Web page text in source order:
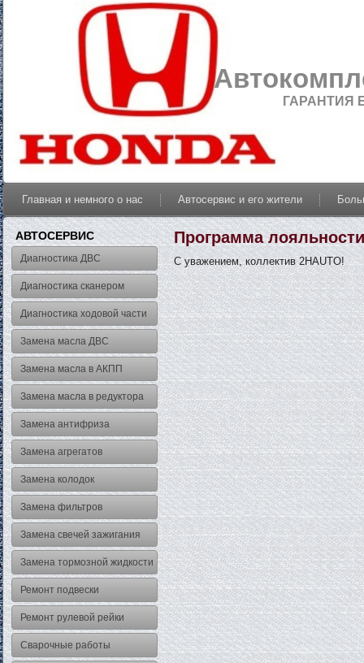
ГАРАНТИЯ
Главная и немного о нас Автосервис и его жители
АВТОСЕРВИС
Диагностика ДВС
Диагностика сканером
Диагностика ходовой части
Замена масла ДВС
Замена масла в АКПП
Замена масла в редуктора
Замена антифриза
Замена агрегатов
Замена колодок
Замена фильтров
Замена свечей зажигания
Замена тормозной жидкости
Ремонт подвески
Ремонт рулевой рейки
Сварочные работы
Программа лояльности
С уважением, коллектив 2HAUTO!